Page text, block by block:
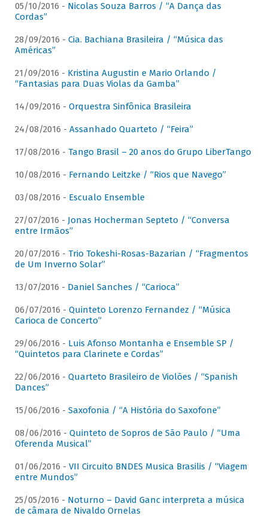
05/10/2016 - Nicolas Souza Barros / “A Dança das
Cordas”
28/09/2016 - Cia. Bachiana Brasileira / “Música das
Américas”
21/09/2016 - Kristina Augustin e Mario Orlando /
“Fantasias para Duas Violas da Gamba”
14/09/2016 - Orquestra Sinfônica Brasileira
24/08/2016 - Assanhado Quarteto / “Feira”
17/08/2016 - Tango Brasil – 20 anos do Grupo LiberTango
10/08/2016 - Fernando Leitzke / “Rios que Navego”
03/08/2016 - Escualo Ensemble
27/07/2016 - Jonas Hocherman Septeto / “Conversa
entre Irmãos”
20/07/2016 - Trio Tokeshi-Rosas-Bazarian / “Fragmentos
de Um Inverno Solar”
13/07/2016 - Daniel Sanches / “Carioca”
06/07/2016 - Quinteto Lorenzo Fernandez / “Música
Carioca de Concerto”
29/06/2016 - Luis Afonso Montanha e Ensemble SP /
“Quintetos para Clarinete e Cordas”
22/06/2016 - Quarteto Brasileiro de Violões / “Spanish
Dances”
15/06/2016 - Saxofonia / “A História do Saxofone”
08/06/2016 - Quinteto de Sopros de São Paulo / “Uma
Oferenda Musical”
01/06/2016 - VII Circuito BNDES Musica Brasilis / “Viagem
entre Mundos”
25/05/2016 - Noturno – David Ganc interpreta a música
de câmara de Nivaldo Ornelas